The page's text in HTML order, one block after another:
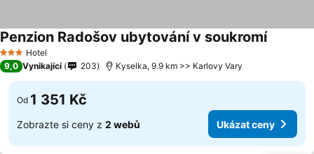
3 Počet hvězdiček
Hotel
Penzion Radošov ubytování v soukromí
9,0 Vynikající 203 Kyselka, 9.9 km >> Karlovy Vary
Od 1 351 Kč
Zobrazte si ceny z 2 webů Ukázat ceny